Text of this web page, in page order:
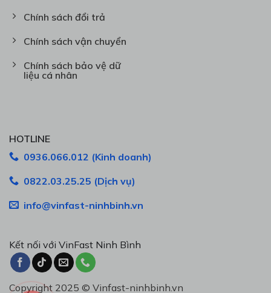
Chính sách đổi trả
Chính sách vận chuyển
Chính sách bảo vệ dữ
liệu cá nhân
HOTLINE
0936.066.012 (Kinh doanh)
0822.03.25.25 (Dịch vụ)
info@vinfast-ninhbinh.vn
Kết nối với VinFast Ninh Bình
Copyright 2025 © Vinfast-ninhbinh.vn